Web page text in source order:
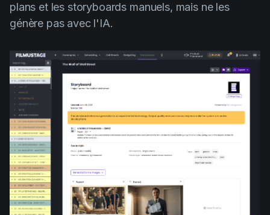
plans et les storyboards manuels, mais ne les
génère pas avec l'IA.